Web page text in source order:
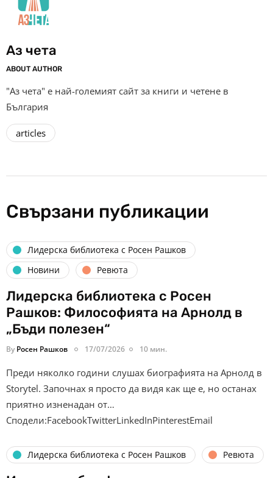
Аз чета
ABOUT AUTHOR
"Аз чета" е най-големият сайт за книги и четене в
България
articles
Свързани публикации
Лидерска библиотека с Росен Рашков
Новини
Ревюта
Лидерска библиотека с Росен
Рашков: Философията на Арнолд в
„Бъди полезен“
By Росен Рашков 17/07/2026 10 мин.
Преди няколко години слушах биографията на Арнолд в
Storytel. Започнах я просто да видя как ще е, но останах
приятно изненадан от…
Сподели:FacebookTwitterLinkedInPinterestEmail
Лидерска библиотека с Росен Рашков Ревюта